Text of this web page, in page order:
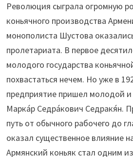
Революция сыграла огромную
коньячного производства
монополиста Шустова
пролетариата. В первое
молодого государства
похвастаться нечем. Но уже в
предприятие пришел молодой
Марка́р Седра́кович Седракя́н.
путь от обычного рабочего до
оказал существенное влияние
Армянский коньяк стал одним